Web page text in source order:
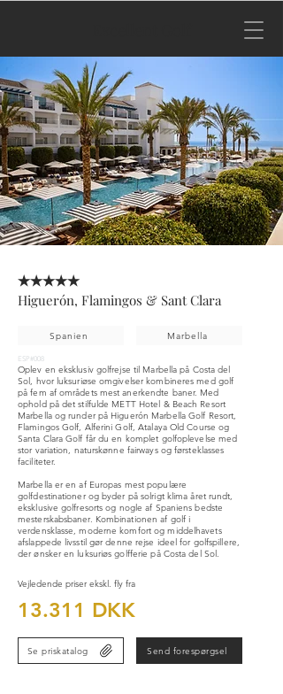
★★★★★
Higuerón, Flamingos & Sant Clara
Spanien Marbella
ESP#008
Oplev en eksklusiv golfrejse til Marbella på Costa del
Sol, hvor luksuriøse omgivelser kombineres med golf
på fem af områdets mest anerkendte baner. Med
ophold på det stilfulde METT Hotel & Beach Resort
Marbella og runder på Higuerón Marbella Golf Resort,
Flamingos Golf, Alferini Golf, Atalaya Old Course og
Santa Clara Golf får du en komplet golfoplevelse med
stor variation, naturskønne fairways og førsteklasses
faciliteter.
Marbella er en af Europas mest populære
golfdestinationer og byder på solrigt klima året rundt,
eksklusive golfresorts og nogle af Spaniens bedste
mesterskabsbaner. Kombinationen af golf i
verdensklasse, moderne komfort og middelhavets
afslappede livsstil gør denne rejse ideel for golfspillere,
der ønsker en luksuriøs golfferie på Costa del Sol.
Vejledende priser ekskl. fly fra
13.311 DKK
Se priskatalog Send forespørgsel